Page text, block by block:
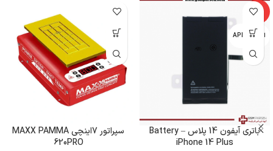
-6%
اپل - APPLE
باتری آیفون 14 پلاس – Battery
iPhone 14 Plus
سپراتور 7اینچی MAXX PAMMA
620PRO